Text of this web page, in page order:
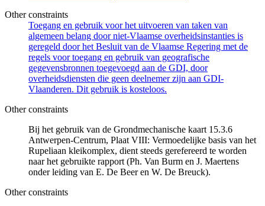
Other constraints
Toegang en gebruik voor het uitvoeren van taken van
algemeen belang door niet-Vlaamse overheidsinstanties is
geregeld door het Besluit van de Vlaamse Regering met de
regels voor toegang en gebruik van geografische
gegevensbronnen toegevoegd aan de GDI, door
overheidsdiensten die geen deelnemer zijn aan GDI-
Vlaanderen. Dit gebruik is kosteloos.
Other constraints
Bij het gebruik van de Grondmechanische kaart 15.3.6
Antwerpen-Centrum, Plaat VIII: Vermoedelijke basis van het
Rupeliaan kleikomplex, dient steeds gerefereerd te worden
naar het gebruikte rapport (Ph. Van Burm en J. Maertens
onder leiding van E. De Beer en W. De Breuck).
Other constraints